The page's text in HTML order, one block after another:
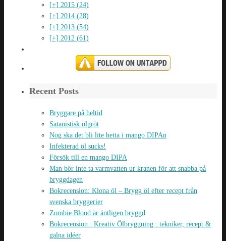
[+] 2015 (24)
[+] 2014 (28)
[+] 2013 (54)
[+] 2012 (61)
Recent Posts
Bryggare på heltid
Satanistisk ölgröt
Nog ska det bli lite hetta i mango DIPAn
Infekterad öl sucks!
Försök till en mango DIPA
Man bör inte ta varmvatten ur kranen för att snabba på
bryggdagen
Bokrecension: Klona öl – Brygg öl efter recept från
svenska bryggerier
Zombie Blood är äntligen bryggd
Bokrecension : Kreativ Ölbryggning : tekniker, recept &
galna idéer